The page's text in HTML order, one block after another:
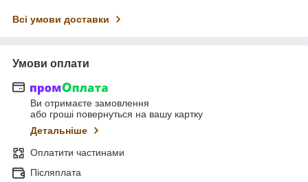
Всі умови доставки
Умови оплати
Ви отримаєте замовлення
або гроші повернуться на вашу картку
Детальніше
Оплатити частинами
Післяплата